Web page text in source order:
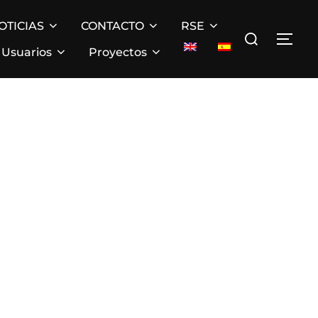
CONTACTO
RSE
Usuarios
Proyectos
Buscar: